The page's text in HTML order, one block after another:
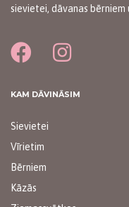
sievietei, dāvanas bērniem
KAM DĀVINĀSIM
Sievietei
Vīrietim
Bērniem
Kāzās